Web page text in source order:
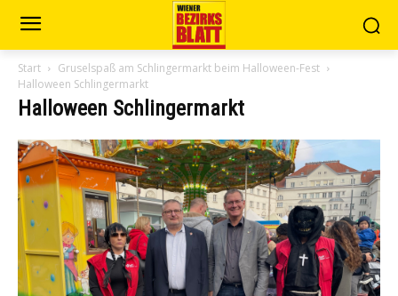
Start
Gruselspaß am Schlingermarkt beim Halloween-Fest
Halloween Schlingermarkt
Halloween Schlingermarkt